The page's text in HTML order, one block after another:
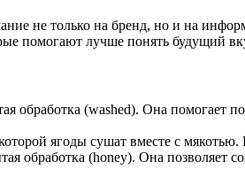
не только на бренд, но и на
помогают лучше понять будущий
обработка (washed). Она помогает
ягоды сушат вместе с
обработка (honey). Она позволяет